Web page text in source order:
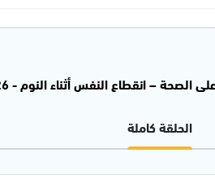
– انقطاع النفس أثناء النوم - 24.01.2026
الحلقة كاملة